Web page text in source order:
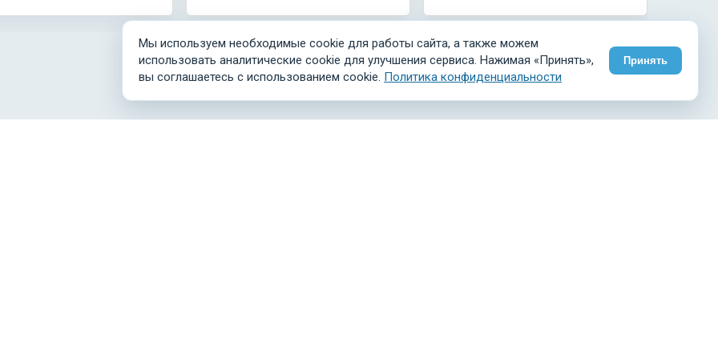
Мы используем необходимые cookie для работы сайта, а также можем
использовать аналитические cookie для улучшения сервиса. Нажимая «Принять»,
вы соглашаетесь с использованием cookie. Политика конфиденциальности
Принять